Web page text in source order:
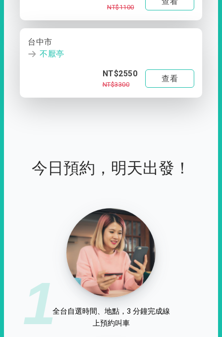
NT$1100
台中市
不厭亭
NT$2550
NT$3300
查看
今日預約，明天出發！
1全台自選時間、地點，3 分鐘完成線
上預約叫車